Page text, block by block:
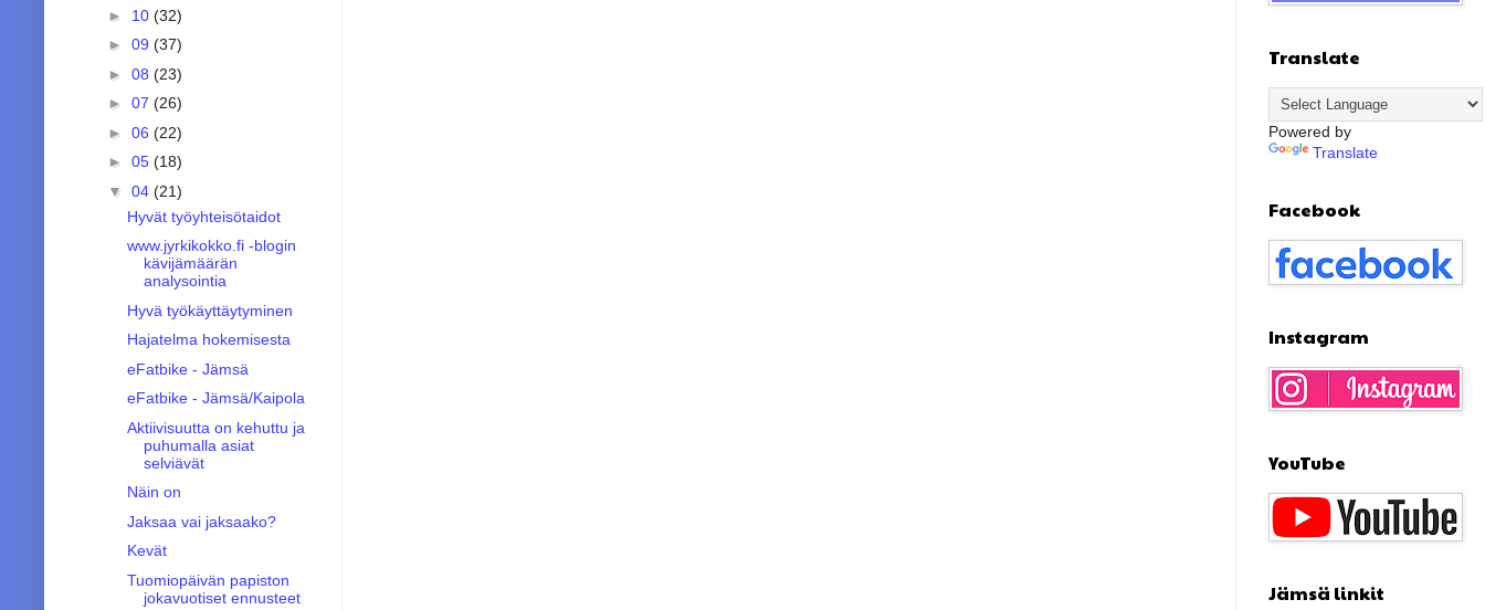
► 10 (32)
► 09 (37)
► 08 (23)
► 07 (26)
► 06 (22)
► 05 (18)
▼ 04 (21)
Hyvät työyhteisötaidot
www.jyrkikokko.fi -blogin
kävijämäärän
analysointia
Hyvä työkäyttäytyminen
Hajatelma hokemisesta
eFatbike - Jämsä
eFatbike - Jämsä/Kaipola
Aktiivisuutta on kehuttu ja
puhumalla asiat
selviävät
Näin on
Jaksaa vai jaksaako?
Kevät
Tuomiopäivän papiston
jokavuotiset ennusteet
Translate
Powered by
Translate
Facebook
Instagram
YouTube
Jämsä linkit